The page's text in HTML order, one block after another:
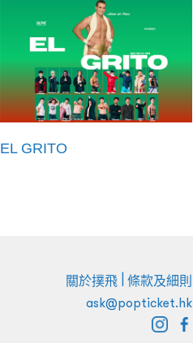
EL GRITO
關於撲飛 條款及細則
ask@popticket.hk